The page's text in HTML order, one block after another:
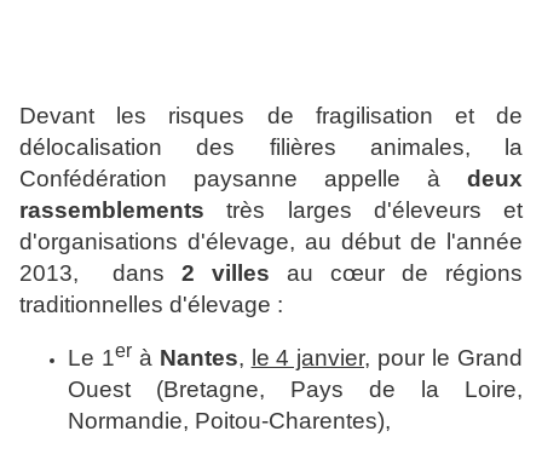
Devant les risques de fragilisation et de
délocalisation des filières animales, la
Confédération paysanne appelle à deux
rassemblements très larges d'éleveurs et
d'organisations d'élevage, au début de l'année
2013, dans 2 villes au cœur de régions
traditionnelles d'élevage :
Le 1er à Nantes, le 4 janvier, pour le Grand
Ouest (Bretagne, Pays de la Loire,
Normandie, Poitou-Charentes),